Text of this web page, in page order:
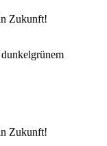
Zukunft!
Zukunft!